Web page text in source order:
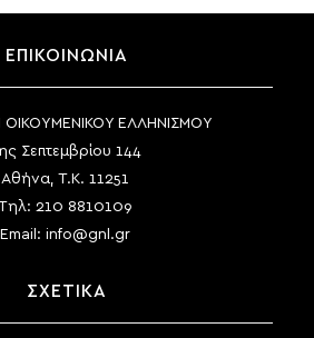
window
ΕΠΙΚΟΙΝΩΝΙΑ
ΕΛΛΗΝΙΣΜΟΥ
Σεπτεμβρίου 144
Αθήνα, Τ.Κ. 11251
210 8810109
Email: info@gnl.gr
ΣΧΕΤΙΚΑ